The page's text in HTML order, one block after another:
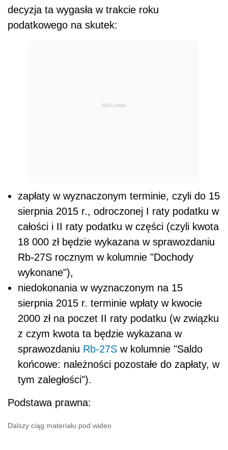
decyzja ta wygasła w trakcie roku
podatkowego na skutek:
REKLAMA
zapłaty w wyznaczonym terminie, czyli do 15
sierpnia 2015 r., odroczonej I raty podatku w
całości i II raty podatku w części (czyli kwota
18 000 zł będzie wykazana w sprawozdaniu
Rb-27S rocznym w kolumnie "Dochody
wykonane"),
niedokonania w wyznaczonym na 15
sierpnia 2015 r. terminie wpłaty w kwocie
2000 zł na poczet II raty podatku (w związku
z czym kwota ta będzie wykazana w
sprawozdaniu Rb-27S w kolumnie "Saldo
końcowe: należności pozostałe do zapłaty, w
tym zaległości").
Podstawa prawna:
Dalszy ciąg materiału pod wideo